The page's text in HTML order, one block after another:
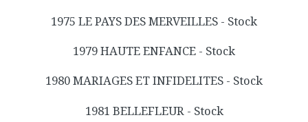
1975 LE PAYS DES MERVEILLES - Stock
1979 HAUTE ENFANCE - Stock
1980 MARIAGES ET INFIDELITES - Stock
1981 BELLEFLEUR - Stock